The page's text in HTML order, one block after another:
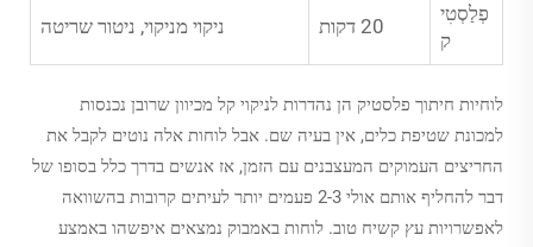
פְלַסְטִי
ק
20 דקות ניקוי מניקוי, ניטור שריטה
לוחיות חיתוך פלסטיק הן נהדרות לניקוי קל מכיוון שרובן נכנסות
למכונת שטיפת כלים, אין בעיה שם. אבל לוחות אלה נוטים לקבל את
החריצים העמוקים המעצבנים עם הזמן, אז אנשים בדרך כלל בסופו של
דבר להחליף אותם אולי 2-3 פעמים יותר לעיתים קרובות בהשוואה
לאפשרויות עץ קשיח טוב. לוחות באמבוק נמצאים איפשהו באמצע